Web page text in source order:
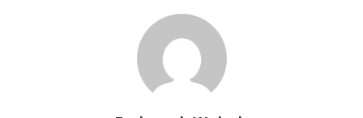
“Dalam masa sama, penglibatan industri terus
diperkasakan bagi memastikan kursus dan latihan yang
ditawarkan sentiasa relevan dengan keperluan semasa
sekali gus mengelakkan ketidaksepadanan antara